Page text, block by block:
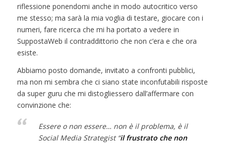
riflessione ponendomi anche in modo autocritico verso
me stesso; ma sarà la mia voglia di testare, giocare con i
numeri, fare ricerca che mi ha portato a vedere in
SuppostaWeb il contraddittorio che non c’era e che ora
esiste.
Abbiamo posto domande, invitato a confronti pubblici,
ma non mi sembra che ci siano state inconfutabili risposte
da super guru che mi distogliessero dall’affermare con
convinzione che:
Essere o non essere… non è il problema, è il
Social Media Strategist “il frustrato che non